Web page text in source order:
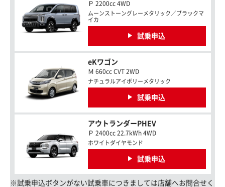
Ｐ 2200cc 4WD
ムーンストーングレーメタリック／ブラックマ
イカ
試乗申込
eKワゴン
Ｍ 660cc CVT 2WD
ナチュラルアイボリーメタリック
試乗申込
アウトランダーPHEV
Ｐ 2400cc 22.7kWh 4WD
ホワイトダイヤモンド
試乗申込
※試乗申込ボタンがない試乗車につきましては店舗へお問合せく